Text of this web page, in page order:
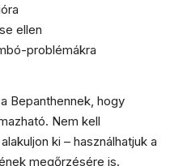
ellen
problémákra
Bepanthennek, hogy
Nem kell
ki – használhatjuk a
megőrzésére is.